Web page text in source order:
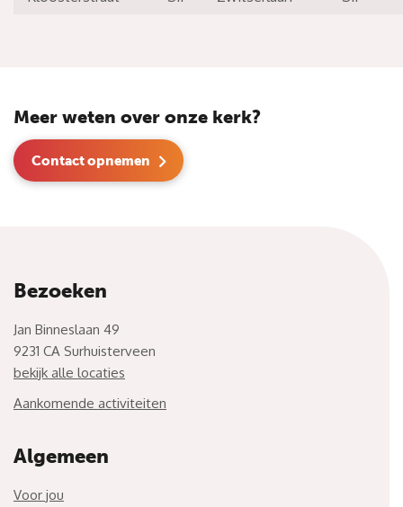
Meer weten over onze kerk?
Contact opnemen
Bezoeken
Jan Binneslaan 49
9231 CA Surhuisterveen
bekijk alle locaties
Aankomende activiteiten
Algemeen
Voor jou